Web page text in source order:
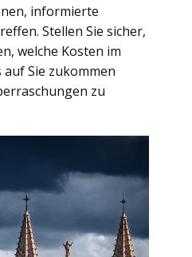
informierte
Stellen Sie sicher,
welche Kosten im
Sie zukommen
zu